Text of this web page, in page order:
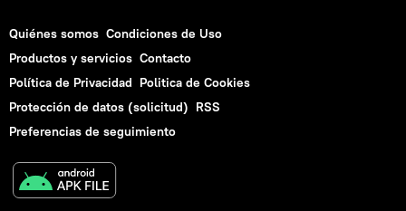
Quiénes somos Condiciones de Uso
Productos y servicios Contacto
Política de Privacidad Politica de Cookies
Protección de datos (solicitud) RSS
Preferencias de seguimiento